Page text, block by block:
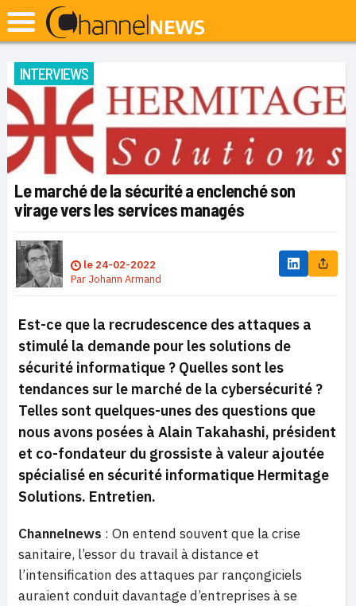
INTERVIEWS
Le marché de la sécurité a enclenché son
virage vers les services managés
le 24-02-2022
Par Johann Armand
Est-ce que la recrudescence des attaques a
stimulé la demande pour les solutions de
sécurité informatique ? Quelles sont les
tendances sur le marché de la cybersécurité ?
Telles sont quelques-unes des questions que
nous avons posées à Alain Takahashi, président
et co-fondateur du grossiste à valeur ajoutée
spécialisé en sécurité informatique Hermitage
Solutions. Entretien.
Channelnews : On entend souvent que la crise
sanitaire, l’essor du travail à distance et
l’intensification des attaques par rançongiciels
auraient conduit davantage d’entreprises à se